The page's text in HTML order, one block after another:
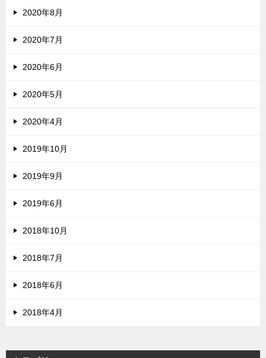
2020年8月
2020年7月
2020年6月
2020年5月
2020年4月
2019年10月
2019年9月
2019年6月
2018年10月
2018年7月
2018年6月
2018年4月